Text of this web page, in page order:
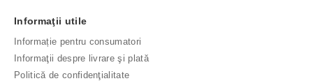
Informaţii utile
Informație pentru consumatori
Informaţii despre livrare şi plată
Politică de confidenţialitate